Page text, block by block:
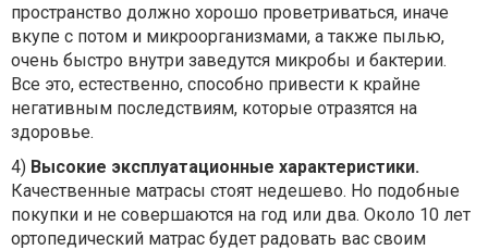
пространство должно хорошо проветриваться, иначе
вкупе с потом и микроорганизмами, а также пылью,
очень быстро внутри заведутся микробы и бактерии.
Все это, естественно, способно привести к крайне
негативным последствиям, которые отразятся на
здоровье.
4) Высокие эксплуатационные характеристики.
Качественные матрасы стоят недешево. Но подобные
покупки и не совершаются на год или два. Около 10 лет
ортопедический матрас будет радовать вас своим